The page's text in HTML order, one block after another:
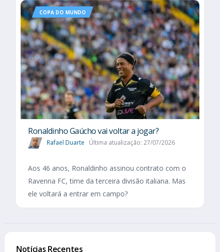
COPA DO MUNDO
Ronaldinho Gaúcho vai voltar a jogar?
Rafael Duarte Última atualização: 27/07/2026
Aos 46 anos, Ronaldinho assinou contrato com o
Ravenna FC, time da terceira divisão italiana. Mas
ele voltará a entrar em campo?
Notícias Recentes